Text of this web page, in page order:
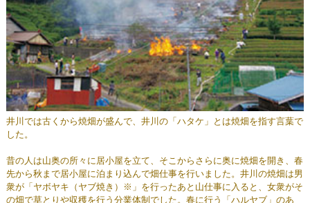
井川では古くから焼畑が盛んで、井川の「ハタケ」とは焼畑を指す言葉で
した。
昔の人は山奥の所々に居小屋を立て、そこからさらに奥に焼畑を開き、春
先から秋まで居小屋に泊まり込んで畑仕事を行いました。井川の焼畑は男
衆が「ヤボヤキ（ヤブ焼き）※」を行ったあと山仕事に入ると、女衆がそ
の畑で草とりや収穫を行う分業体制でした。春に行う「ハルヤブ」のあ